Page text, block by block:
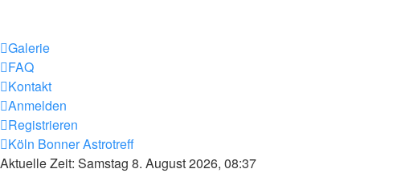
Galerie
FAQ
Kontakt
Anmelden
Registrieren
Köln Bonner Astrotreff
Aktuelle Zeit: Samstag 8. August 2026, 08:37